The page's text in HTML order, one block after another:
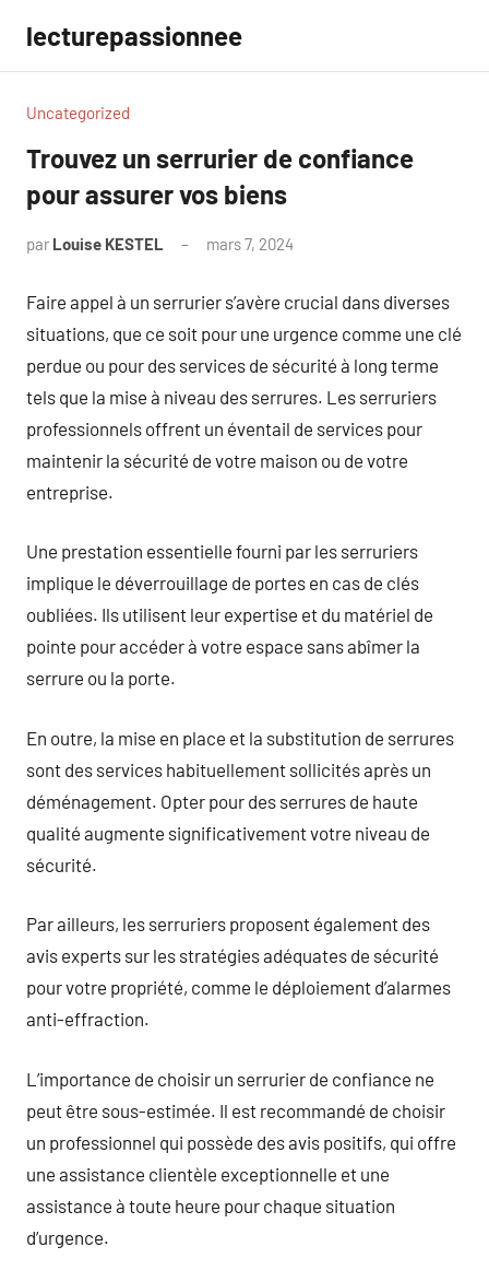
contenu
lecturepassionnee
Uncategorized
Trouvez un serrurier de confiance
pour assurer vos biens
par Louise KESTEL mars 7, 2024
Faire appel à un serrurier s’avère crucial dans diverses
situations, que ce soit pour une urgence comme une clé
perdue ou pour des services de sécurité à long terme
tels que la mise à niveau des serrures. Les serruriers
professionnels offrent un éventail de services pour
maintenir la sécurité de votre maison ou de votre
entreprise.
Une prestation essentielle fourni par les serruriers
implique le déverrouillage de portes en cas de clés
oubliées. Ils utilisent leur expertise et du matériel de
pointe pour accéder à votre espace sans abîmer la
serrure ou la porte.
En outre, la mise en place et la substitution de serrures
sont des services habituellement sollicités après un
déménagement. Opter pour des serrures de haute
qualité augmente significativement votre niveau de
sécurité.
Par ailleurs, les serruriers proposent également des
avis experts sur les stratégies adéquates de sécurité
pour votre propriété, comme le déploiement d’alarmes
anti-effraction.
L’importance de choisir un serrurier de confiance ne
peut être sous-estimée. Il est recommandé de choisir
un professionnel qui possède des avis positifs, qui offre
une assistance clientèle exceptionnelle et une
assistance à toute heure pour chaque situation
d’urgence.